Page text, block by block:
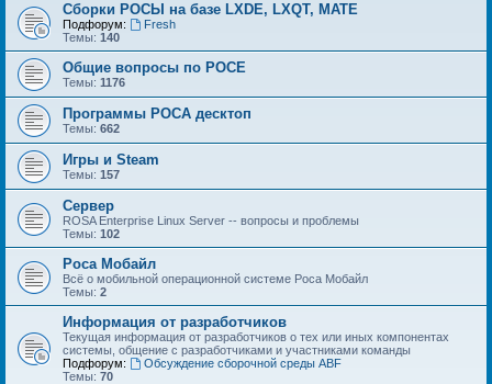
Сборки РОСЫ на базе LXDE, LXQT, MATE
Подфорум:
Fresh
Темы: 140
Общие вопросы по РОСЕ
Темы: 1176
Программы РОСА десктоп
Темы: 662
Игры и Steam
Темы: 157
Сервер
ROSA Enterprise Linux Server -- вопросы и проблемы
Темы: 102
Роса Мобайл
Всё о мобильной операционной системе Роса Мобайл
Темы: 2
Информация от разработчиков
Текущая информация от разработчиков о тех или иных компонентах
системы, общение с разработчиками и участниками команды
Подфорум:
Обсуждение сборочной среды ABF
Темы: 70